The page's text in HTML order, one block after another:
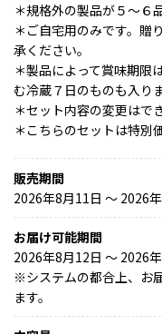
＊規格外の製品が５～６
＊ご自宅用のみです。贈
承ください。
＊製品によって賞味期限
む冷蔵７日のものも入りま
＊セット内容の変更はで
＊こちらのセットは特別
販売期間
2026年8月11日 〜 2026
お届け可能期間
2026年8月12日 ～ 2026
※システムの都合上、お
ます。